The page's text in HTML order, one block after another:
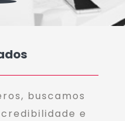
buscamos
e